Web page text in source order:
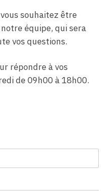
souhaitez être
équipe, qui sera
vos questions.
répondre à vos
de 09h00 à 18h00.